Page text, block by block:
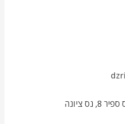
ציונה